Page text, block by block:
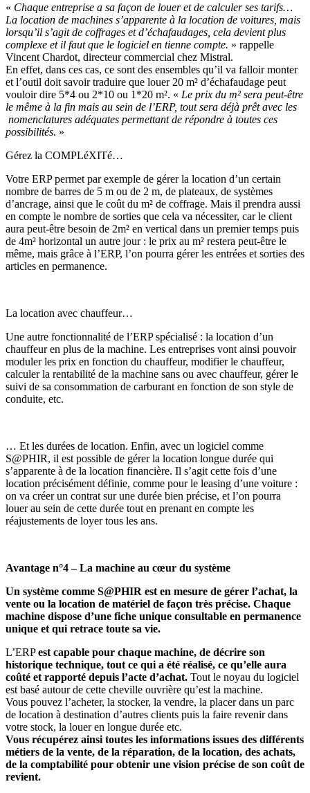
« Chaque entreprise a sa façon de louer et de calculer ses tarifs…
La location de machines s’apparente à la location de voitures, mais
lorsqu’il s’agit de coffrages et d’échafaudages, cela devient plus
complexe et il faut que le logiciel en tienne compte. » rappelle
Vincent Chardot, directeur commercial chez Mistral.
En effet, dans ces cas, ce sont des ensembles qu’il va falloir monter
et l’outil doit savoir traduire que louer 20 m² d’échafaudage peut
vouloir dire 5*4 ou 2*10 ou 1*20 m². « Le prix du m² sera peut-être
le même à la fin mais au sein de l’ERP, tout sera déjà prêt avec les
nomenclatures adéquates permettant de répondre à toutes ces
possibilités. »
Gérez la COMPLéXITé…
Votre ERP permet par exemple de gérer la location d’un certain
nombre de barres de 5 m ou de 2 m, de plateaux, de systèmes
d’ancrage, ainsi que le coût du m² de coffrage. Mais il prendra aussi
en compte le nombre de sorties que cela va nécessiter, car le client
aura peut-être besoin de 2m² en vertical dans un premier temps puis
de 4m² horizontal un autre jour : le prix au m² restera peut-être le
même, mais grâce à l’ERP, l’on pourra gérer les entrées et sorties des
articles en permanence.
La location avec chauffeur…
Une autre fonctionnalité de l’ERP spécialisé : la location d’un
chauffeur en plus de la machine. Les entreprises vont ainsi pouvoir
moduler les prix en fonction du chauffeur, modifier le chauffeur,
calculer la rentabilité de la machine sans ou avec chauffeur, gérer le
suivi de sa consommation de carburant en fonction de son style de
conduite, etc.
… Et les durées de location. Enfin, avec un logiciel comme
S@PHIR, il est possible de gérer la location longue durée qui
s’apparente à de la location financière. Il s’agit cette fois d’une
location précisément définie, comme pour le leasing d’une voiture :
on va créer un contrat sur une durée bien précise, et l’on pourra
louer au sein de cette durée tout en prenant en compte les
réajustements de loyer tous les ans.
Avantage n°4 – La machine au cœur du système
Un système comme S@PHIR est en mesure de gérer l’achat, la
vente ou la location de matériel de façon très précise. Chaque
machine dispose d’une fiche unique consultable en permanence
unique et qui retrace toute sa vie.
L’ERPest capable pour chaque machine, de décrire son
historique technique, tout ce qui a été réalisé, ce qu’elle aura
coûté et rapporté depuis l’acte d’achat. Tout le noyau du logiciel
est basé autour de cette cheville ouvrière qu’est la machine.
Vous pouvez l’acheter, la stocker, la vendre, la placer dans un parc
de location à destination d’autres clients puis la faire revenir dans
votre stock, la louer en longue durée etc.
Vous récupérez ainsi toutes les informations issues des différents
métiers de la vente, de la réparation, de la location, des achats,
de la comptabilité pour obtenir une vision précise de son coût de
revient.